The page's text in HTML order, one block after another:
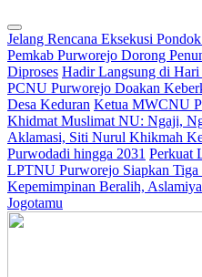
Jelang Rencana Eksekusi
Pemkab Purworejo Dorong
Diproses Hadir Langsung di
PCNU Purworejo Doakan
Desa Keduran Ketua MWCNU
Khidmat Muslimat NU: Ngaji,
Aklamasi, Siti Nurul Khikmah
Purwodadi hingga 2031 Perkuat
LPTNU Purworejo Siapkan Tiga
Kepemimpinan Beralih,
Jogotamu